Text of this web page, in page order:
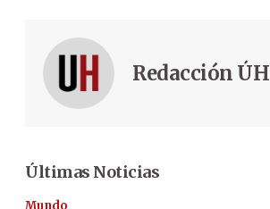
Redacción ÚH
Últimas Noticias
Mundo